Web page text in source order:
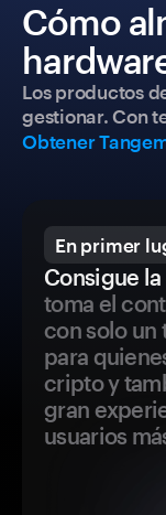
Cómo
Los productos
gestionar. Con
Obtener
En primer
Consigue
toma el
con solo un
para
cripto y
gran
usuarios